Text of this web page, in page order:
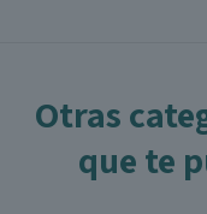
Otras
que te